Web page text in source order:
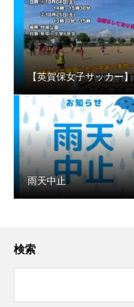
【英賀保女子サッカー】
️雨天中止
検索